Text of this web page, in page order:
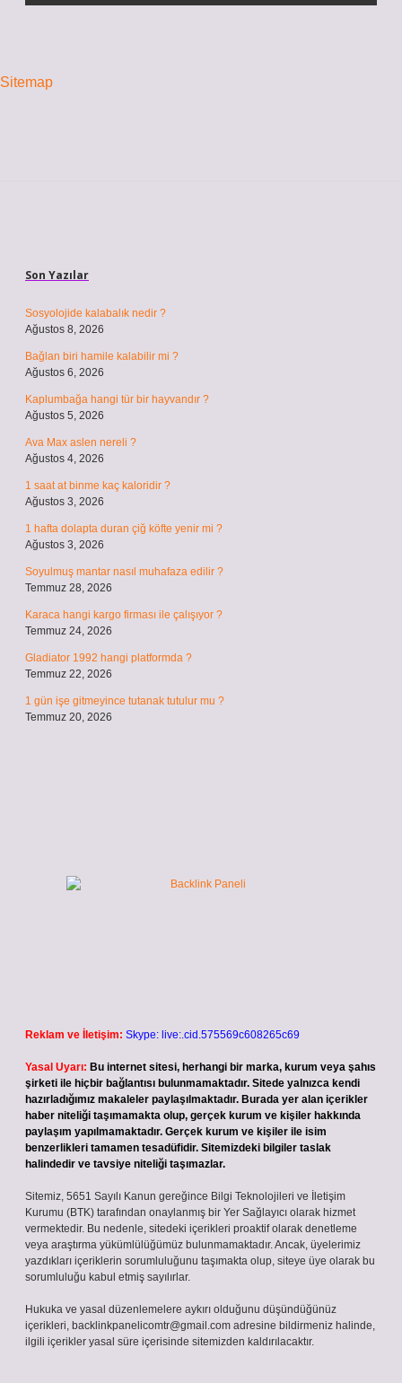
Sitemap
Son Yazılar
Sosyolojide kalabalık nedir ?
Ağustos 8, 2026
Bağlan biri hamile kalabilir mi ?
Ağustos 6, 2026
Kaplumbağa hangi tür bir hayvandır ?
Ağustos 5, 2026
Ava Max aslen nereli ?
Ağustos 4, 2026
1 saat at binme kaç kaloridir ?
Ağustos 3, 2026
1 hafta dolapta duran çiğ köfte yenir mi ?
Ağustos 3, 2026
Soyulmuş mantar nasıl muhafaza edilir ?
Temmuz 28, 2026
Karaca hangi kargo firması ile çalışıyor ?
Temmuz 24, 2026
Gladiator 1992 hangi platformda ?
Temmuz 22, 2026
1 gün işe gitmeyince tutanak tutulur mu ?
Temmuz 20, 2026
Reklam ve İletişim: Skype: live:.cid.575569c608265c69
Yasal Uyarı: Bu internet sitesi, herhangi bir marka, kurum veya şahıs
şirketi ile hiçbir bağlantısı bulunmamaktadır. Sitede yalnızca kendi
hazırladığımız makaleler paylaşılmaktadır. Burada yer alan içerikler
haber niteliği taşımamakta olup, gerçek kurum ve kişiler hakkında
paylaşım yapılmamaktadır. Gerçek kurum ve kişiler ile isim
benzerlikleri tamamen tesadüfidir. Sitemizdeki bilgiler taslak
halindedir ve tavsiye niteliği taşımazlar.
Sitemiz, 5651 Sayılı Kanun gereğince Bilgi Teknolojileri ve İletişim
Kurumu (BTK) tarafından onaylanmış bir Yer Sağlayıcı olarak hizmet
vermektedir. Bu nedenle, sitedeki içerikleri proaktif olarak denetleme
veya araştırma yükümlülüğümüz bulunmamaktadır. Ancak, üyelerimiz
yazdıkları içeriklerin sorumluluğunu taşımakta olup, siteye üye olarak bu
sorumluluğu kabul etmiş sayılırlar.
Hukuka ve yasal düzenlemelere aykırı olduğunu düşündüğünüz
içerikleri, backlinkpanelicomtr@gmail.com adresine bildirmeniz halinde,
ilgili içerikler yasal süre içerisinde sitemizden kaldırılacaktır.